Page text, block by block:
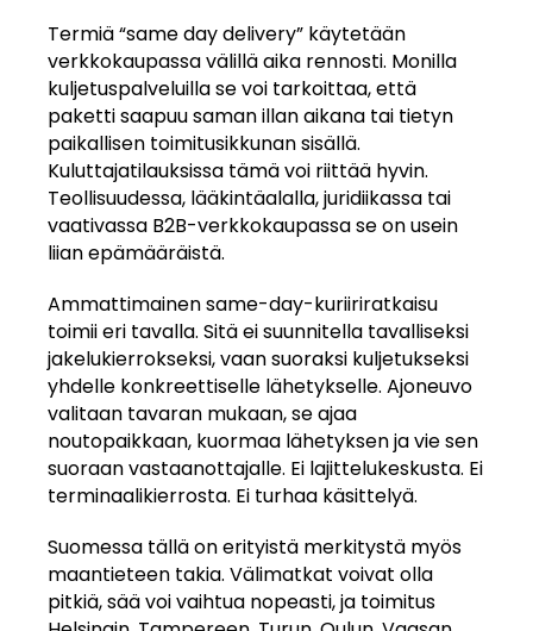
Termiä “same day delivery” käytetään
verkkokaupassa välillä aika rennosti. Monilla
kuljetuspalveluilla se voi tarkoittaa, että
paketti saapuu saman illan aikana tai tietyn
paikallisen toimitusikkunan sisällä.
Kuluttajatilauksissa tämä voi riittää hyvin.
Teollisuudessa, lääkintäalalla, juridiikassa tai
vaativassa B2B-verkkokaupassa se on usein
liian epämääräistä.
Ammattimainen same-day-kuriiriratkaisu
toimii eri tavalla. Sitä ei suunnitella tavalliseksi
jakelukierrokseksi, vaan suoraksi kuljetukseksi
yhdelle konkreettiselle lähetykselle. Ajoneuvo
valitaan tavaran mukaan, se ajaa
noutopaikkaan, kuormaa lähetyksen ja vie sen
suoraan vastaanottajalle. Ei lajittelukeskusta. Ei
terminaalikierrosta. Ei turhaa käsittelyä.
Suomessa tällä on erityistä merkitystä myös
maantieteen takia. Välimatkat voivat olla
pitkiä, sää voi vaihtua nopeasti, ja toimitus